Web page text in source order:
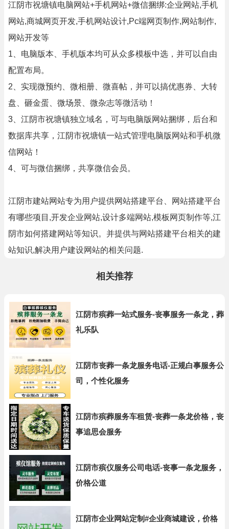
江阴市祝塘镇电脑网站+手机网站+微信捆绑:企业网站,手机
网站,商城网页开发,手机网站设计,Pc端网页制作,网站制作,
网站开发等
1、电脑版本、手机版本均可从众多模板中选，并可以自由
配置布局。
2、实现微预约、微相册、微喜帖，并可以搞优惠券、大转
盘、砸金蛋、微场景、微杂志等微活动！
3、江阴市祝塘镇独立域名，可与电脑版网站捆绑，后台和
数据库共享，江阴市祝塘镇一站式管理电脑版网站和手机微
信网站！
4、可与微信捆绑，共享微信会员。
江阴市建站网站专为用户提供网站搭建平台、网站搭建平台
有哪些项目,开发企业网站,设计多端网站,模板网页制作等,江
阴市如何搭建网站等知识。并提供与网站搭建平台相关的建
站知识,解决用户建设网站的相关问题.
相关推荐
江阴市殡葬一站式服务-丧事服务一条龙，葬
礼乐队
江阴市丧葬一条龙服务电话-正规白事服务公
司，个性化服务
江阴市殡葬服务车租赁-丧葬一条龙价格，丧
事追思会服务
江阴市殡仪服务公司电话-丧事一条龙服务，
价格公道
江阴市企业网站定制#企业商城建设，价格